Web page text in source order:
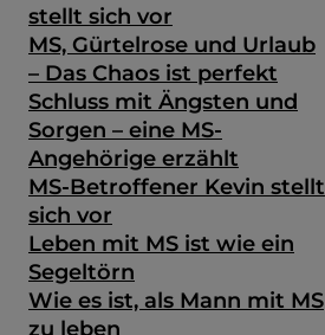
stellt sich vor
MS, Gürtelrose und Urlaub
– Das Chaos ist perfekt
Schluss mit Ängsten und
Sorgen – eine MS-
Angehörige erzählt
MS-Betroffener Kevin stellt
sich vor
Leben mit MS ist wie ein
Segeltörn
Wie es ist, als Mann mit MS
zu leben